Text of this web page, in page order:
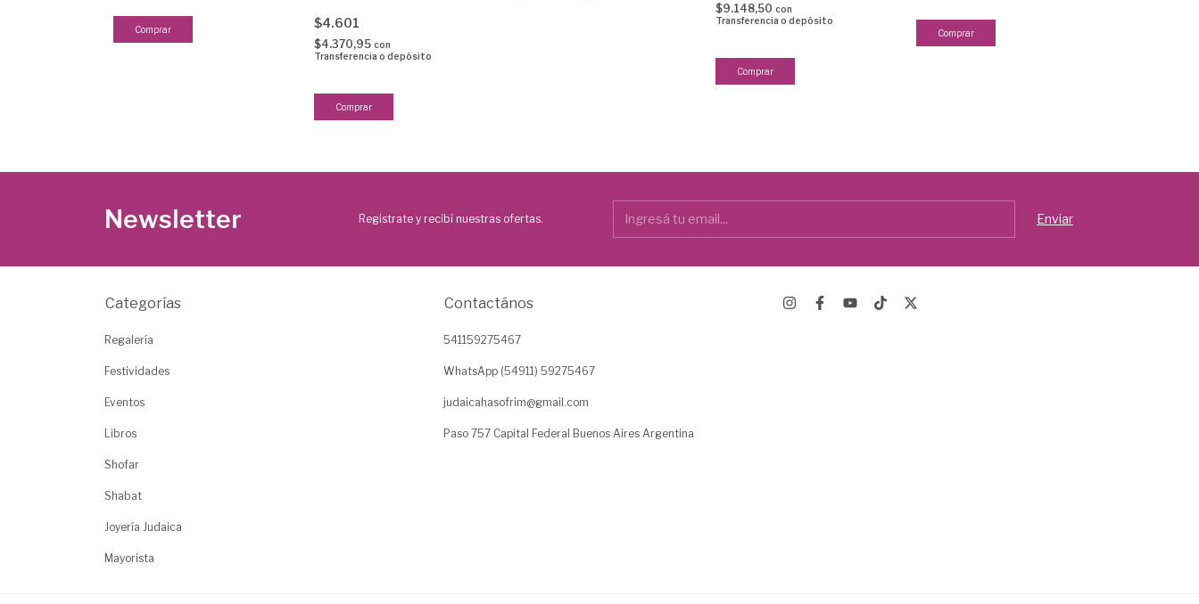
$4.601
$4.370,95 con
Transferencia o depósito
$9.148,50 con
Transferencia o depósito
Newsletter Registrate y recibí nuestras ofertas.
Categorías
Regalería
Festividades
Eventos
Libros
Shofar
Shabat
Joyería Judaica
Mayorista
Contactános
541159275467
WhatsApp (54911) 59275467
judaicahasofrim@gmail.com
Paso 757 Capital Federal Buenos Aires Argentina